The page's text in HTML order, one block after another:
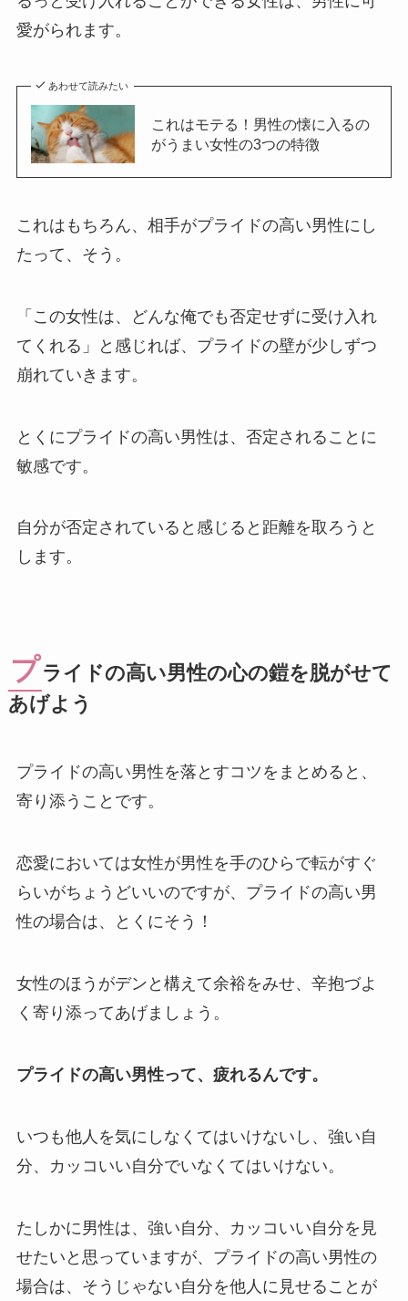
愛がられます。
あわせて読みたい
これはモテる！男性の懐に入るの
がうまい女性の3つの特徴
これはもちろん、相手がプライドの高い男性にし
たって、そう。
「この女性は、どんな俺でも否定せずに受け入れ
てくれる」と感じれば、プライドの壁が少しずつ
崩れていきます。
とくにプライドの高い男性は、否定されることに
敏感です。
自分が否定されていると感じると距離を取ろうと
します。
プライドの高い男性の心の鎧を脱がせて
あげよう
プライドの高い男性を落とすコツをまとめると、
寄り添うことです。
恋愛においては女性が男性を手のひらで転がすぐ
らいがちょうどいいのですが、プライドの高い男
性の場合は、とくにそう！
女性のほうがデンと構えて余裕をみせ、辛抱づよ
く寄り添ってあげましょう。
プライドの高い男性って、疲れるんです。
いつも他人を気にしなくてはいけないし、強い自
分、カッコいい自分でいなくてはいけない。
たしかに男性は、強い自分、カッコいい自分を見
せたいと思っていますが、プライドの高い男性の
場合は、そうじゃない自分を他人に見せることが